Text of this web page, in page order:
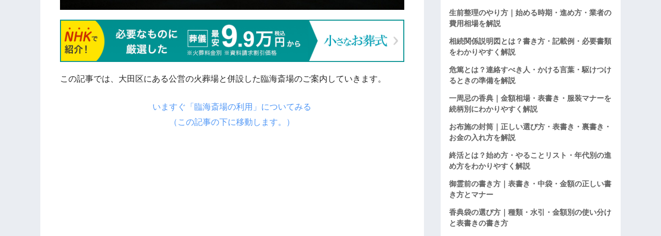
この記事では、大田区にある公営の火葬場と併設した臨海斎場のご案内していきます。
いますぐ「臨海斎場の利用」についてみる
（この記事の下に移動します。）
生前整理のやり方｜始める時期・進め方・業者の
費用相場を解説
相続関係説明図とは？書き方・記載例・必要書類
をわかりやすく解説
危篤とは？連絡すべき人・かける言葉・駆けつけ
るときの準備を解説
一周忌の香典｜金額相場・表書き・服装マナーを
続柄別にわかりやすく解説
お布施の封筒｜正しい選び方・表書き・裏書き・
お金の入れ方を解説
終活とは？始め方・やることリスト・年代別の進
め方をわかりやすく解説
御霊前の書き方｜表書き・中袋・金額の正しい書
き方とマナー
香典袋の選び方｜種類・水引・金額別の使い分け
と表書きの書き方